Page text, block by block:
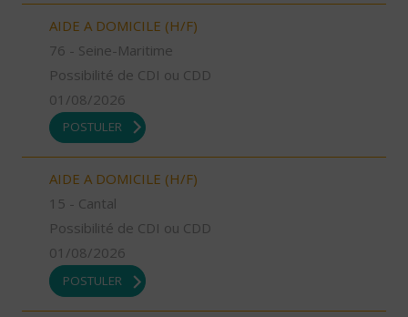
AIDE A DOMICILE (H/F)
76 - Seine-Maritime
Possibilité de CDI ou CDD
01/08/2026
POSTULER
AIDE A DOMICILE (H/F)
15 - Cantal
Possibilité de CDI ou CDD
01/08/2026
POSTULER